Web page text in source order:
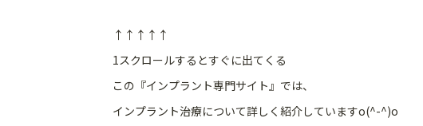
↑↑↑↑↑
1スクロールするとすぐに出てくる
この『インプラント専門サイト』では、
インプラント治療について詳しく紹介していますo(^-^)o